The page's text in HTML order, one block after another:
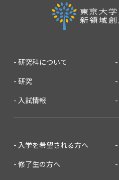
研究科について
研究
入試情報
入学を希望される方へ
修了生の方へ